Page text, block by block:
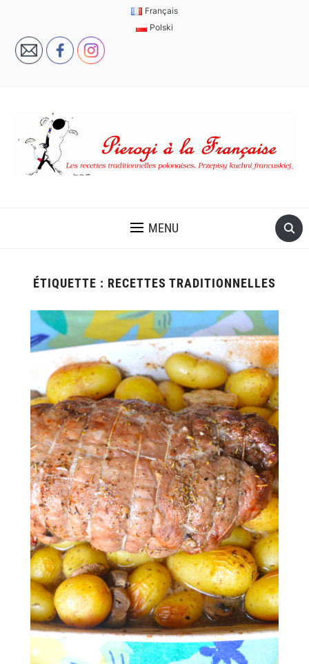
Français
Polski
MENU
ÉTIQUETTE : RECETTES TRADITIONNELLES